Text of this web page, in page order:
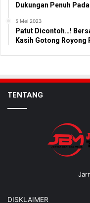
Dukungan Penuh
5 Mei 2023
Patut Dicontoh…!
Kasih Gotong
TENTANG
DISKLAIMER